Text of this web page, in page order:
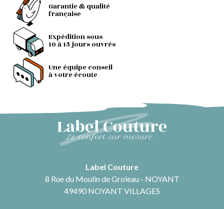
Garantie & qualité
française
Expédition sous
10 à 15 jours ouvrés
Une équipe conseil
à votre écoute
Label Couture
8 Rue du Moulin de Groleau - NOYANT
49490 NOYANT VILLAGES